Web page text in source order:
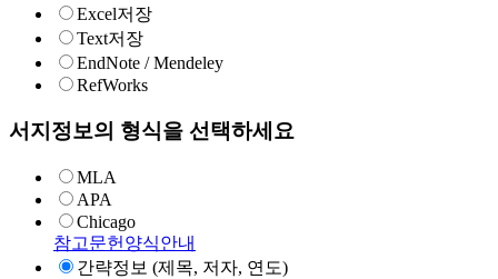
Excel저장
Text저장
EndNote / Mendeley
RefWorks
서지정보의 형식을 선택하세요
MLA
APA
Chicago
참고문헌양식안내
간략정보 (제목, 저자, 연도)